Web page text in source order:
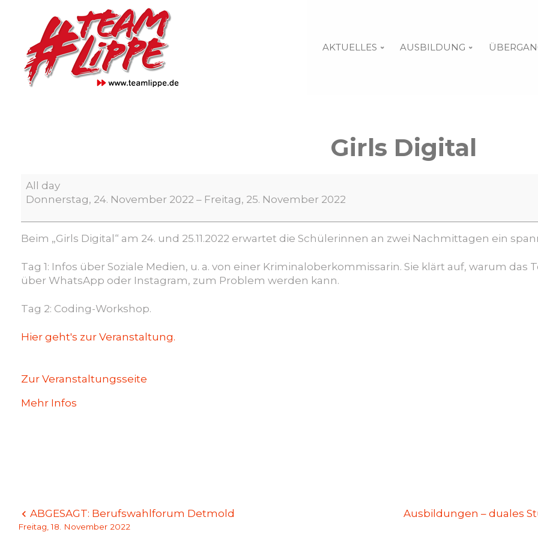
AKTUELLES AUSBILDUNG
Girls Digital
Girls
Digital
All day
Donnerstag, 24. November 2022 – Freitag, 25. November 2022
Beim „Girls Digital “ am 24. und 25.11.2022 erwartet die Schülerinnen an zwei Nachmittagen ein
Tag 1: Infos über Soziale Medien, u. a. von einer Kriminaloberkommissarin. Sie klärt auf, warum das
über WhatsApp oder Instagram, zum Problem werden kann.
Tag 2: Coding-Workshop.
Hier geht's zur Veranstaltung.
Zur Veranstaltungsseite
Mehr Infos
Beitragsnavigation
ABGESAGT: Berufswahlforum Detmold
Freitag, 18. November 2022
Ausbildungen – duales